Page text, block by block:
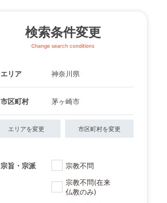
検索条件変更
Change search conditions
エリア 神奈川県
市区町村 茅ヶ崎市
エリアを変更 市区町村を変更
宗旨・宗派
宗教不問
宗教不問(在来
仏教のみ)